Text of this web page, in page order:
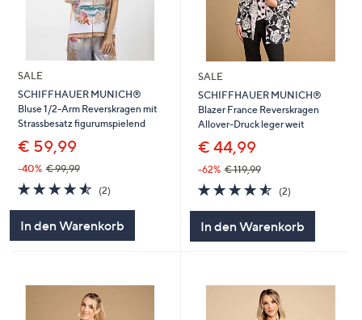
SALE
SCHIFFHAUER MUNICH®
Bluse 1/2-Arm Reverskragen mit
Strassbesatz figurumspielend
€ 59,99
-40% € 99,99
4.5
von
(2)2
In den Warenkorb
SALE
SCHIFFHAUER MUNICH®
Blazer France Reverskragen
Allover-Druck leger weit
€ 44,99
-62% € 119,99
4.5
von
(2)
In den Warenkorb